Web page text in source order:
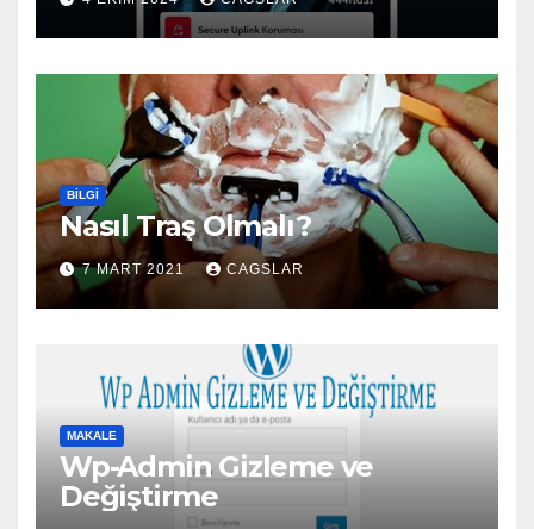
BILGI
Nasıl Traş Olmalı?
7 MART 2021 CAGSLAR
MAKALE
Wp-Admin Gizleme ve
Değiştirme